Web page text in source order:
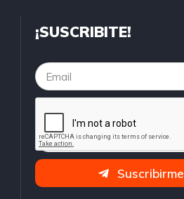
¡SUSCRIBITE!
Suscribirme